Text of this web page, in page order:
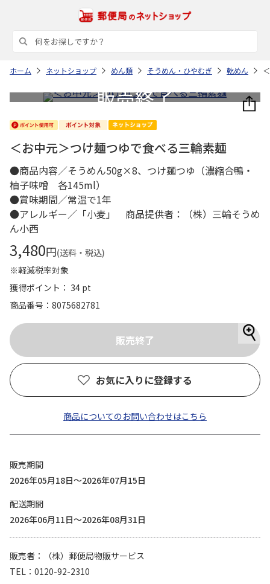
ホーム ネットショップ めん類 そうめん・ひやむぎ 乾めん
＜お中元＞つけ麺つゆで食べる三輪素麺
●商品内容／そうめん50g×8、つけ麺つゆ（濃縮合鴨・
柚子味噌 各145ml）
●賞味期間／常温で1年
●アレルギー／「小麦」 商品提供者：（株）三輪そうめ
ん小西
3,480円(送料・税込)
※軽減税率対象
獲得ポイント： 34 pt
商品番号
8075682781
お気に入りに登録する
商品についてのお問い合わせはこちら
販売期間
2026年05月18日～2026年07月15日
配送期間
2026年06月11日～2026年08月31日
販売者
（株）郵便局物販サービス
TEL
0120-92-2310